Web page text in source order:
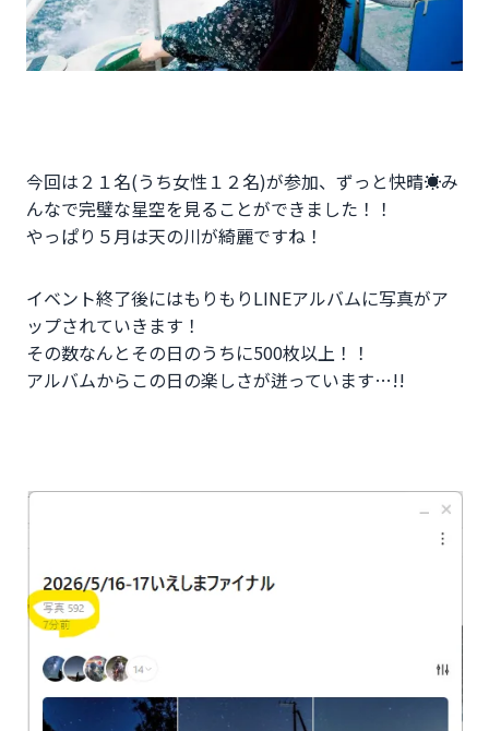
今回は２１名(うち女性１２名)が参加、ずっと快晴☀み
んなで完璧な星空を見ることができました！！
やっぱり５月は天の川が綺麗ですね！
イベント終了後にはもりもりLINEアルバムに写真がア
ップされていきます！
その数なんとその日のうちに500枚以上！！
アルバムからこの日の楽しさが迸っています…!!